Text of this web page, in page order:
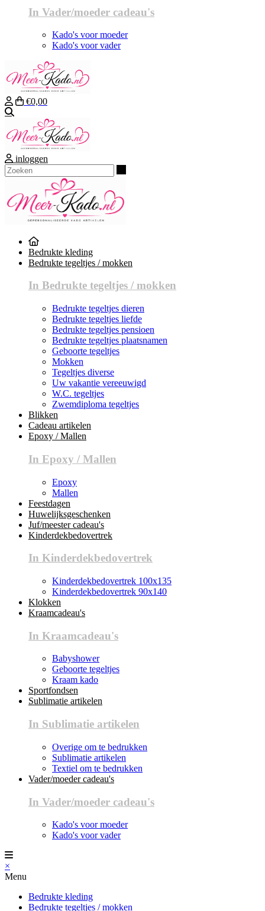
In Vader/moeder cadeau's
Kado's voor moeder
Kado's voor vader
€0,00
inloggen
Bedrukte kleding
Bedrukte tegeltjes / mokken
In Bedrukte tegeltjes / mokken
Bedrukte tegeltjes dieren
Bedrukte tegeltjes liefde
Bedrukte tegeltjes pensioen
Bedrukte tegeltjes plaatsnamen
Geboorte tegeltjes
Mokken
Tegeltjes diverse
Uw vakantie vereeuwigd
W.C. tegeltjes
Zwemdiploma tegeltjes
Blikken
Cadeau artikelen
Epoxy / Mallen
In Epoxy / Mallen
Epoxy
Mallen
Feestdagen
Huwelijksgeschenken
Juf/meester cadeau's
Kinderdekbedovertrek
In Kinderdekbedovertrek
Kinderdekbedovertrek 100x135
Kinderdekbedovertrek 90x140
Klokken
Kraamcadeau's
In Kraamcadeau's
Babyshower
Geboorte tegeltjes
Kraam kado
Sportfondsen
Sublimatie artikelen
In Sublimatie artikelen
Overige om te bedrukken
Sublimatie artikelen
Textiel om te bedrukken
Vader/moeder cadeau's
In Vader/moeder cadeau's
Kado's voor moeder
Kado's voor vader
×
Menu
Bedrukte kleding
Bedrukte tegeltjes / mokken